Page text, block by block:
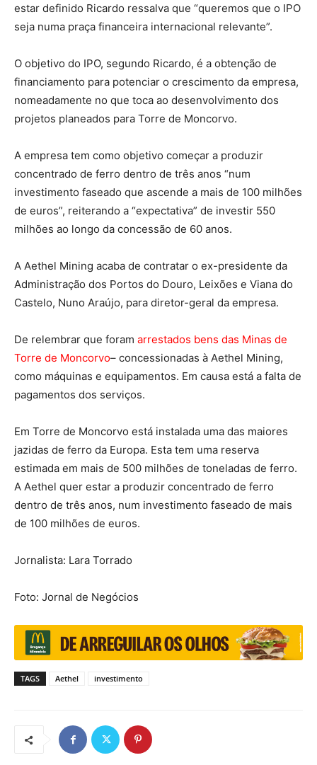
estar definido Ricardo ressalva que “queremos que o IPO
seja numa praça financeira internacional relevante”.
O objetivo do IPO, segundo Ricardo, é a obtenção de
financiamento para potenciar o crescimento da empresa,
nomeadamente no que toca ao desenvolvimento dos
projetos planeados para Torre de Moncorvo.
A empresa tem como objetivo começar a produzir
concentrado de ferro dentro de três anos “num
investimento faseado que ascende a mais de 100 milhões
de euros”, reiterando a “expectativa” de investir 550
milhões ao longo da concessão de 60 anos.
A Aethel Mining acaba de contratar o ex-presidente da
Administração dos Portos do Douro, Leixões e Viana do
Castelo, Nuno Araújo, para diretor-geral da empresa.
De relembrar que foram arrestados bens das Minas de
Torre de Moncorvo– concessionadas à Aethel Mining,
como máquinas e equipamentos. Em causa está a falta de
pagamentos dos serviços.
Em Torre de Moncorvo está instalada uma das maiores
jazidas de ferro da Europa. Esta tem uma reserva
estimada em mais de 500 milhões de toneladas de ferro.
A Aethel quer estar a produzir concentrado de ferro
dentro de três anos, num investimento faseado de mais
de 100 milhões de euros.
Jornalista: Lara Torrado
Foto: Jornal de Negócios
TAGS Aethel investimento